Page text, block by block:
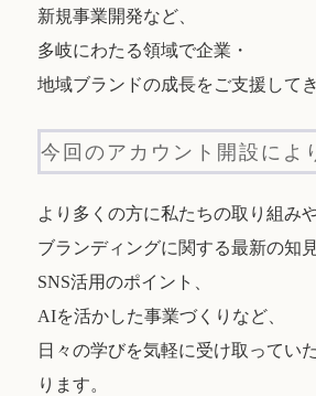
新規事業開発など、
多岐にわたる領域で企業・
地域ブランドの成長をご支援して
今回のアカウント開設によ
より多くの方に私たちの取り組みや
ブランディングに関する最新の知見
SNS活用のポイント、
AIを活かした事業づくりなど、
日々の学びを気軽に受け取ってい
ります。